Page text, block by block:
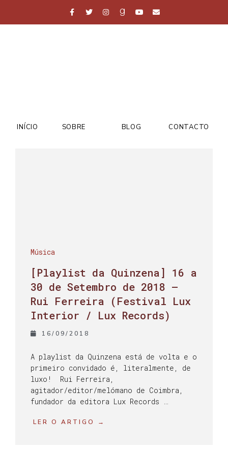
INÍCIO SOBRE BLOG CONTACTO
Música
[Playlist da Quinzena] 16 a
30 de Setembro de 2018 –
Rui Ferreira (Festival Lux
Interior / Lux Records)
16/09/2018
A playlist da Quinzena está de volta e o
primeiro convidado é, literalmente, de
luxo! Rui Ferreira,
agitador/editor/melómano de Coimbra,
fundador da editora Lux Records …
LER O ARTIGO →